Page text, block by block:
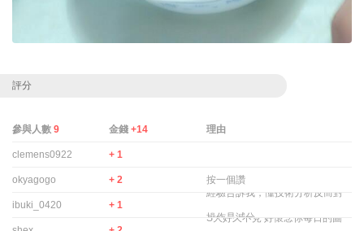
評分
參與人數 9 金錢+14 理由
clemens0922 + 1
okyagogo + 2 按一個讚
ibuki_0420 + 1
經驗告訴我，懂技術分析反而對
操作是減分.
S大好久不見 好懷念你每日的圖